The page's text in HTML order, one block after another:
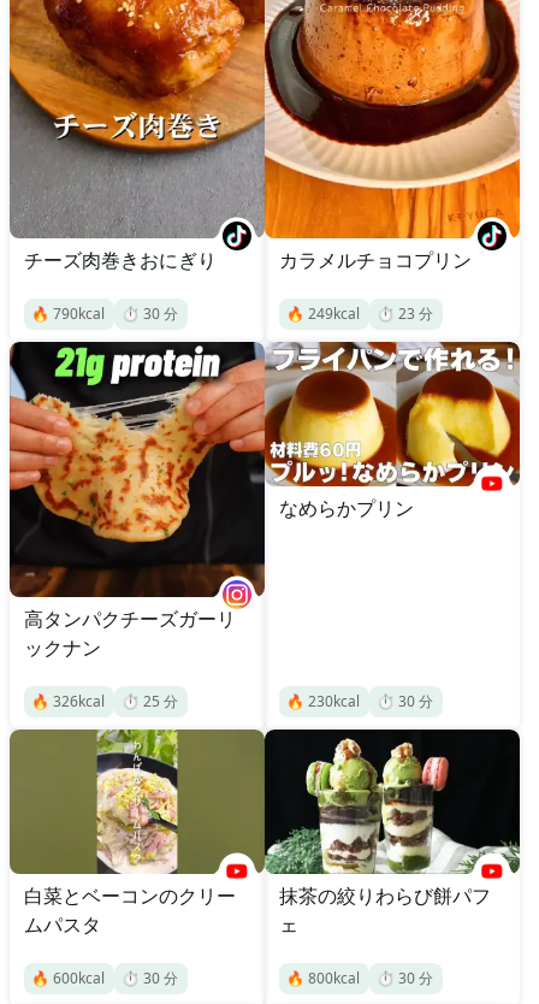
チーズ肉巻きおにぎり
🔥 790kcal ⏱️ 30分
カラメルチョコプリン
🔥 249kcal ⏱️ 23 分
高タンパクチーズガーリ
ックナン
🔥 326kcal ⏱️ 25 分
なめらかプリン
🔥 230kcal ⏱️ 30分
白菜とベーコンのクリー
ムパスタ
🔥 600kcal ⏱️ 30分
抹茶の絞りわらび餅パフ
ェ
🔥 800kcal ⏱️ 30分